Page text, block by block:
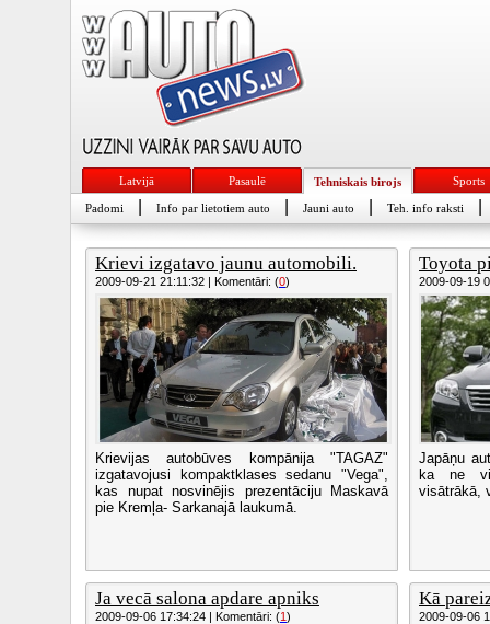
Latvijā Pasaulē Tehniskais birojs Sports
Padomi Info par lietotiem auto Jauni auto Teh. info raksti
Krievi izgatavo jaunu automobili.
2009-09-21 21:11:32 | Komentāri: (0)
Krievijas autobūves kompānija "TAGAZ"
izgatavojusi kompaktklases sedanu "Vega",
kas nupat nosvinējis prezentāciju Maskavā
pie Kremļa- Sarkanajā laukumā.
Toyota
2009-09-19
Japāņu
ka ne
visātrākā,
Ja vecā salona apdare apniks
2009-09-06 17:34:24 | Komentāri: (1)
Kā
2009-09-06